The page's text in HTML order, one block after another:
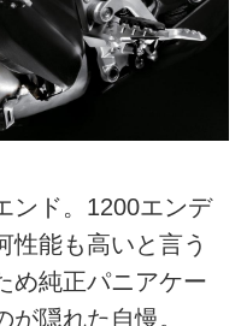
ンド。1200エンデ
性能も高いと言う
め純正パニアケー
隠れた自慢。